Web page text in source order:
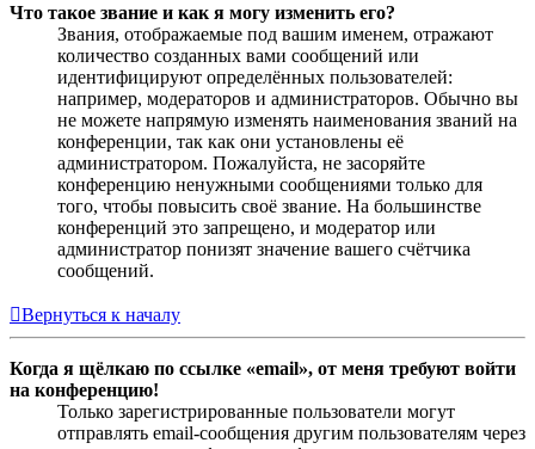
Что такое звание и как я могу изменить его?
Звания, отображаемые под вашим именем, отражают
количество созданных вами сообщений или
идентифицируют определённых пользователей:
например, модераторов и администраторов. Обычно вы
не можете напрямую изменять наименования званий на
конференции, так как они установлены её
администратором. Пожалуйста, не засоряйте
конференцию ненужными сообщениями только для
того, чтобы повысить своё звание. На большинстве
конференций это запрещено, и модератор или
администратор понизят значение вашего счётчика
сообщений.
Вернуться к началу
Когда я щёлкаю по ссылке «email», от меня требуют войти
на конференцию!
Только зарегистрированные пользователи могут
отправлять email-сообщения другим пользователям через